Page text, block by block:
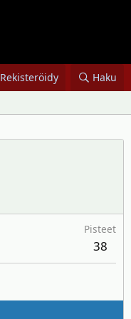
Rekisteröidy Haku
Pisteet
38